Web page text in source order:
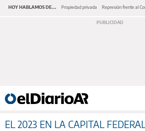
HOY HABLAMOS DE... Propiedad privada Represión frente al
EL 2023 EN LA CAPITAL